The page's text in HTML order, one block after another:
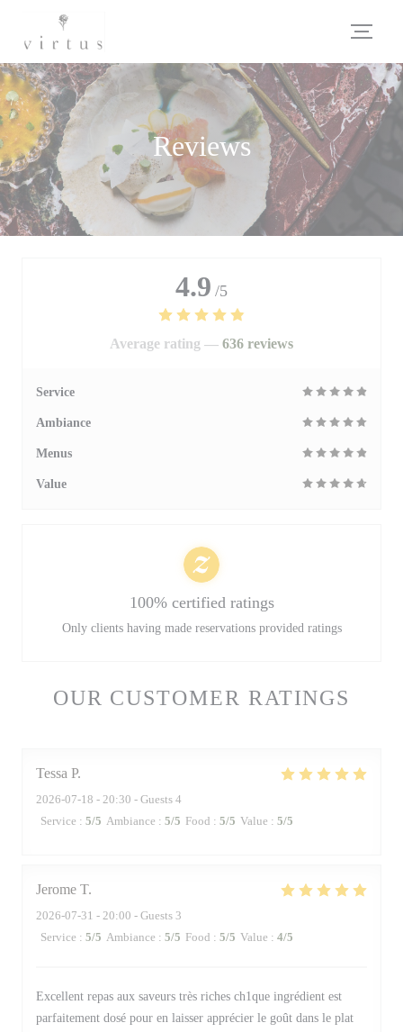
Reviews
OUR CUSTOMER RATINGS
Tessa P
2026-07-18 - 20:30 - Guests 4
Service : 5/5 Ambiance : 5/5 Food : 5/5 Value : 5/5
Jerome T
2026-07-31 - 20:00 - Guests 3
Service : 5/5 Ambiance : 5/5 Food : 5/5 Value : 4/5
Excellent repas aux saveurs très riches ch1que ingrédient est
parfaitement dosé pour en laisser apprécier le goût dans le plat
4.9 /5
Average rating — 636 reviews
Service
Ambiance
Menus
Value
100% certified ratings
Only clients having made reservations provided ratings